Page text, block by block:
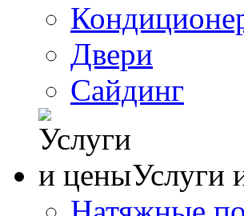
Двери
Сайдинг
Услуги